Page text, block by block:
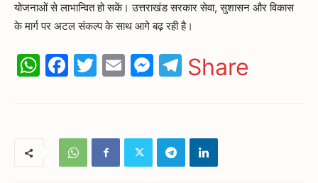
योजनाओं से लाभान्वित हो सकें। उत्तराखंड सरकार सेवा, सुशासन और विकास
के मार्ग पर अटल संकल्प के साथ आगे बढ़ रही है।
WhatsApp
Facebook
Twitter
EmailMessenger
Telegram
Share